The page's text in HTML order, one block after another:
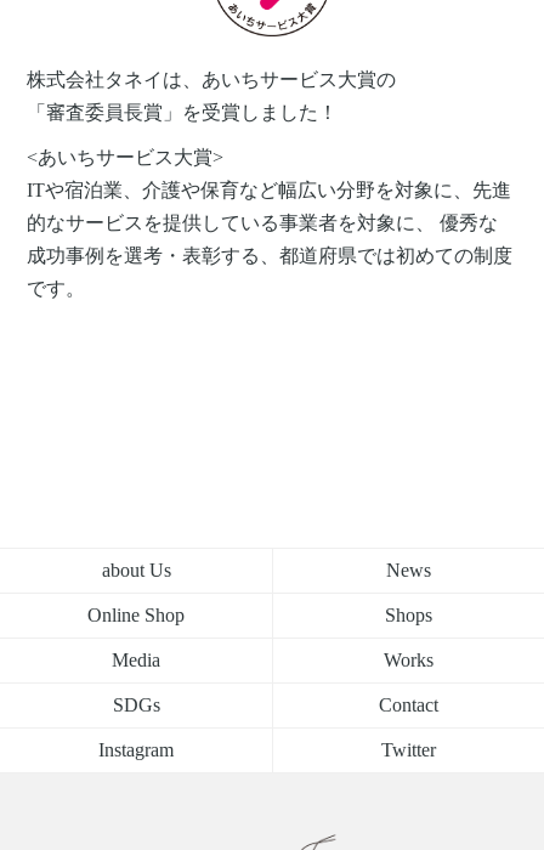
株式会社タネイは、あいちサービス大賞の
「審査委員長賞」を受賞しました！
<あいちサービス大賞>
ITや宿泊業、介護や保育など幅広い分野を対象に、先進
的なサービスを提供している事業者を対象に、 優秀な
成功事例を選考・表彰する、都道府県では初めての制度
です。
about Us News
Online Shop Shops
Media Works
SDGs Contact
Instagram Twitter